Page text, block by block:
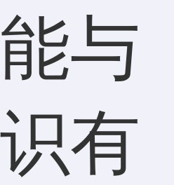
与
有